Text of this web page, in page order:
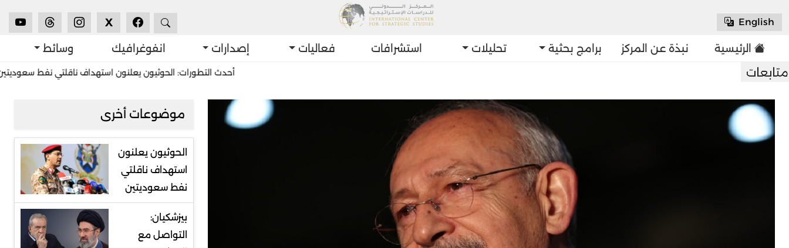
English
X
الرئيسية نبذة عن المركز برامج بحثية تحليلات استشرافات فعاليات إصدارات انفوغرافيك وسائط
أحدث التطورات: الحوثيون يعلنون استهداف ناقلتي نفط سعوديتين
موضوعات أخرى
الحوثيون يعلنون
استهداف ناقلتي
نفط سعوديتين
بيزشكيان:
التواصل مع